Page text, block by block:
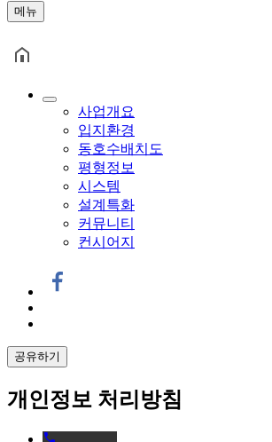
메뉴
사업개요
입지환경
동호수배치도
평형정보
시스템
설계특화
커뮤니티
컨시어지
공유하기
개인정보 처리방침